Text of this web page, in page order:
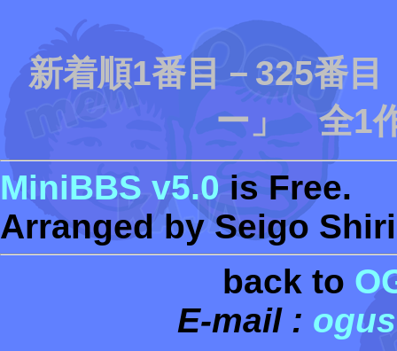
新着順1番目－325番
ー」 全1
MiniBBS v5.0is Free.
Arranged by Seigo
back to
E-mail :